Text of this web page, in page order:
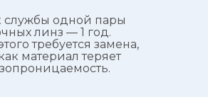
службы одной пары
линз — 1 год.
требуется замена,
материал теряет